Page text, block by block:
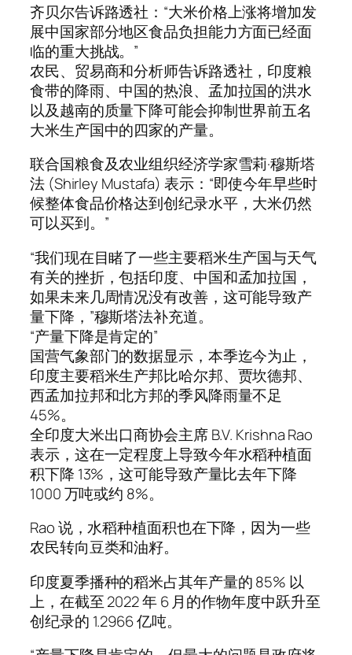
齐贝尔告诉路透社：“大米价格上涨将增加发
展中国家部分地区食品负担能力方面已经面
临的重大挑战。”
农民、贸易商和分析师告诉路透社，印度粮
食带的降雨、中国的热浪、孟加拉国的洪水
以及越南的质量下降可能会抑制世界前五名
大米生产国中的四家的产量。
联合国粮食及农业组织经济学家雪莉·穆斯塔
法 (Shirley Mustafa) 表示：“即使今年早些时
候整体食品价格达到创纪录水平，大米仍然
可以买到。”
“我们现在目睹了一些主要稻米生产国与天气
有关的挫折，包括印度、中国和孟加拉国，
如果未来几周情况没有改善，这可能导致产
量下降，”穆斯塔法补充道。
“产量下降是肯定的”
国营气象部门的数据显示，本季迄今为止，
印度主要稻米生产邦比哈尔邦、贾坎德邦、
西孟加拉邦和北方邦的季风降雨量不足
45%。
全印度大米出口商协会主席 B.V. Krishna Rao
表示，这在一定程度上导致今年水稻种植面
积下降 13%，这可能导致产量比去年下降
1000 万吨或约 8%。
Rao 说，水稻种植面积也在下降，因为一些
农民转向豆类和油籽。
印度夏季播种的稻米占其年产量的 85% 以
上，在截至 2022 年 6 月的作物年度中跃升至
创纪录的 1.2966 亿吨。